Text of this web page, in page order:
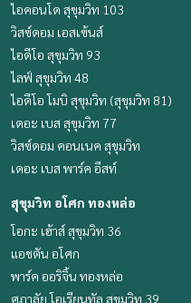
ไอคอนโด สุขุมวิท 103
วิสซ์ดอม เอสเซ้นส์
ไอดีโอ สุขุมวิท 93
ไลฟ์ สุขุมวิท 48
ไอดีโอ โมบิ สุขุมวิท (สุขุมวิท 81)
เดอะ เบส สุขุมวิท 77
วิสซ์ดอม คอนเนค สุขุมวิท
เดอะ เบส พาร์ค อีสท์
สุขุมวิท อโศก ทองหล่อ
โอกะ เฮ้าส์ สุขุมวิท 36
แอชตัน อโศก
พาร์ค ออริจิ้น ทองหล่อ
ศุภาลัย โอเรียนทัล สุขุมวิท 39